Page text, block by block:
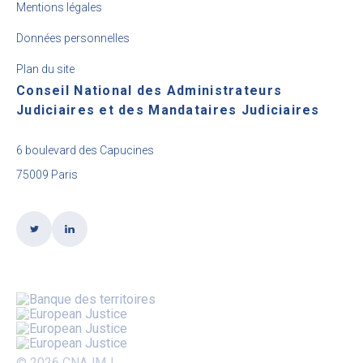
Mentions légales
Données personnelles
Plan du site
Conseil National des Administrateurs
Judiciaires et des Mandataires Judiciaires
6 boulevard des Capucines
75009 Paris